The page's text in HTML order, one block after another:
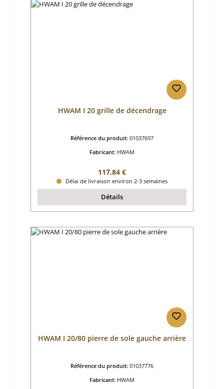
HWAM I 20 grille de décendrage
Référence du produit: 01037697
Fabricant: HWAM
Prix régulier :
117,84 €
Délai de livraison environ 2-3 semaines
Détails
HWAM I 20/80 pierre de sole gauche arrière
Référence du produit: 01037776
Fabricant: HWAM